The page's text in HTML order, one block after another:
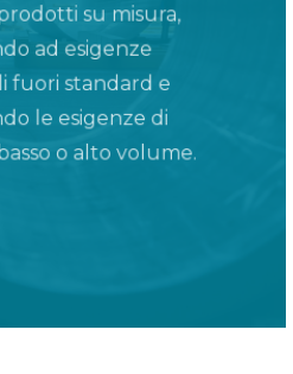
su misura,
ad esigenze
fuori standard e
le esigenze di
o alto volume.